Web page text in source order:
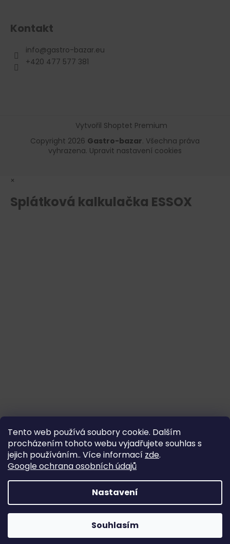
Tento web používá soubory cookie. Dalším
procházením tohoto webu vyjadřujete souhlas s
jejich používáním.. Více informací zde.
Google ochrana osobních údajů
Nastavení
Souhlasím
Kontakt
info@gastro-bazar.eu
+420 477 577 381
Vytvořil Shoptet Premium
Copyright 2026 Gastro-bazar. Všechna práva
vyhrazena. Upravit nastavení cookies
×
Splátková kalkulačka ESSOX